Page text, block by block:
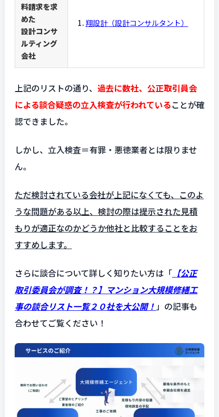
料請求を求
めた
設計コンサ
ルティング
会社
翔設計（設計コンサルタント）
上記のリストの通り、 過去に数社、公正取引員会
による談合疑惑の立入検査が行われていることが確
認できました。
しかし、立入検査＝有罪・悪徳業者とは限りませ
ん。
ただ検討されている会社が上記になくても、このよ
うな問題がある以上、検討の際は提示された見積
もりが適正なのかどうか他社と比較することをお
すすめします。
さらに談合について詳しく知りたい方は「 【公正
取引委員会が調査！？】マンション大規模修繕工
事の談合リスト一覧２０社を大公開！ 」の記事も
合わせてご覧ください！